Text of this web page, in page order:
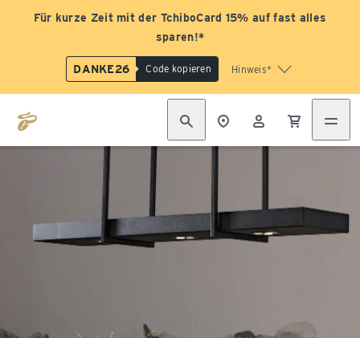
Für kurze Zeit mit der TchiboCard 15% auf fast alles
sparen!*
DANKE26 Code kopieren Hinweis*